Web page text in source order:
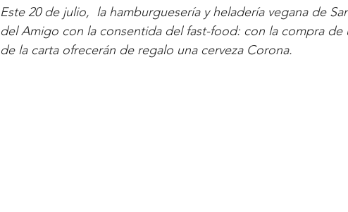
Este 20 de julio,  la hamburguesería y heladería vegana de
del Amigo con la consentida del fast-food: con la compra de
de la carta ofrecerán de regalo una cerveza Corona.